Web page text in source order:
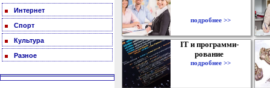
Интернет
Спорт
Культура
Разное
подробнее >>
IT и программи-
рование
подробнее >>